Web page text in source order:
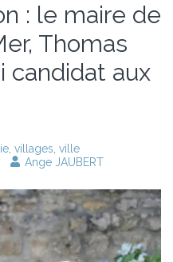
: le maire de
Thomas
candidat aux
, villages, ville
Ange JAUBERT